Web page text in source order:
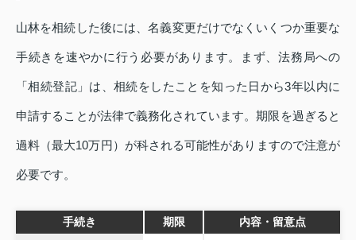
山林を相続した後には、名義変更だけでなくいくつか重要な
手続きを速やかに行う必要があります。まず、法務局への
「相続登記」は、相続をしたことを知った日から3年以内に
申請することが法律で義務化されています。期限を過ぎると
過料（最大10万円）が科される可能性がありますので注意が
必要です。
手続き 期限 内容・留意点